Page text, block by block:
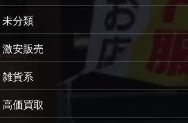
未分類
激安販売
雑貨系
高価買取